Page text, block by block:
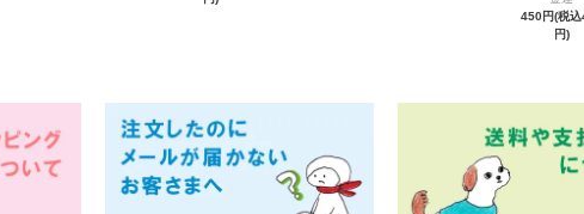
450円(税込
円)